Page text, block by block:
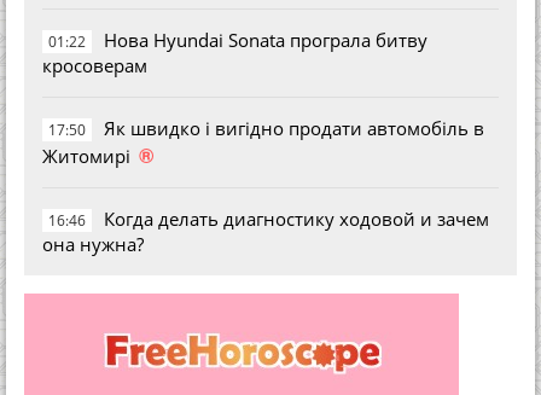
01:22
Нова Hyundai Sonata програла битву
кросоверам
17:50
Як швидко і вигідно продати автомобіль в
Житомирі ®
16:46
Когда делать диагностику ходовой и зачем
она нужна?